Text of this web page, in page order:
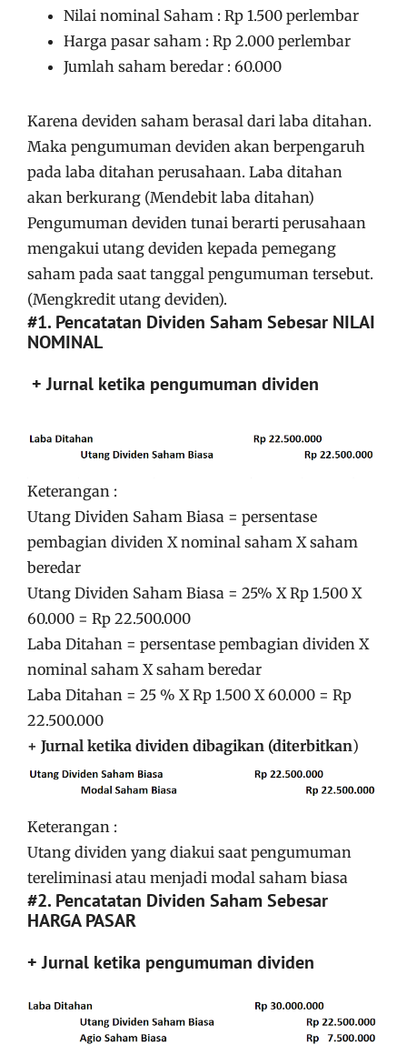
Nilai nominal Saham : Rp 1.500 perlembar
Harga pasar saham : Rp 2.000 perlembar
Jumlah saham beredar : 60.000
Karena deviden saham berasal dari laba ditahan.
Maka pengumuman deviden akan berpengaruh
pada laba ditahan perusahaan. Laba ditahan
akan berkurang (Mendebit laba ditahan)
Pengumuman deviden tunai berarti perusahaan
mengakui utang deviden kepada pemegang
saham pada saat tanggal pengumuman tersebut.
(Mengkredit utang deviden).
#1. Pencatatan Dividen Saham Sebesar NILAI
NOMINAL
+ Jurnal ketika pengumuman dividen
Keterangan :
Utang Dividen Saham Biasa = persentase
pembagian dividen X nominal saham X saham
beredar
Utang Dividen Saham Biasa = 25% X Rp 1.500 X
60.000 = Rp 22.500.000
Laba Ditahan = persentase pembagian dividen X
nominal saham X saham beredar
Laba Ditahan = 25 % X Rp 1.500 X 60.000 = Rp
22.500.000
+ Jurnal ketika dividen dibagikan (diterbitkan)
Keterangan :
Utang dividen yang diakui saat pengumuman
tereliminasi atau menjadi modal saham biasa
#2. Pencatatan Dividen Saham Sebesar
HARGA PASAR
+ Jurnal ketika pengumuman dividen